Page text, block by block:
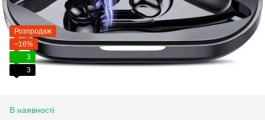
Розпродаж
−16%
3
3
В наявності